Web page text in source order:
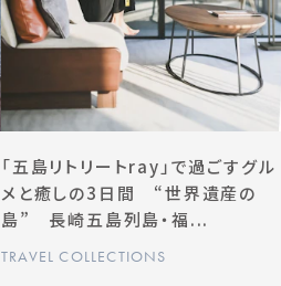
「五島リトリートray」で過ごすグル
メと癒しの3日間 “世界遺産の
島” 長崎五島列島・福...
TRAVEL COLLECTIONS